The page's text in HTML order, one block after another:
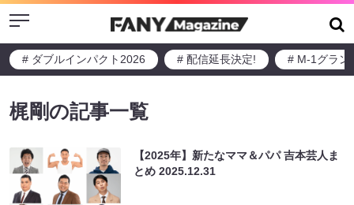
Menu
# ダブルインパクト2026 # 配信延長決定! # M-1グラン
梶剛の記事一覧
【2025年】新たなママ＆パパ 吉本芸人ま
とめ2025.12.31